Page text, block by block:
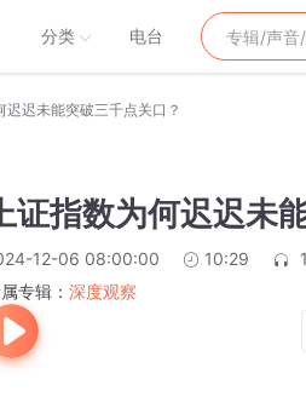
分类 电台
迟迟未能突破三千点关口？
证指数为何迟迟未
12-06 08:00:00 10:29
专辑： 深度观察